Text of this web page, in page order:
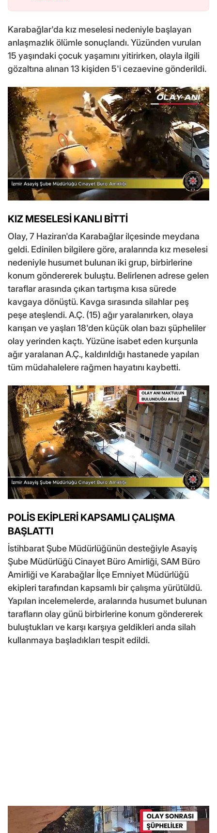
Karabağlar'da kız meselesi nedeniyle başlayan
anlaşmazlık ölümle sonuçlandı. Yüzünden vurulan
15 yaşındaki çocuk yaşamını yitirirken, olayla ilgili
gözaltına alınan 13 kişiden 5'i cezaevine gönderildi.
KIZ MESELESİ KANLI BİTTİ
Olay, 7 Haziran'da Karabağlar ilçesinde meydana
geldi. Edinilen bilgilere göre, aralarında kız meselesi
nedeniyle husumet bulunan iki grup, birbirlerine
konum göndererek buluştu. Belirlenen adrese gelen
taraflar arasında çıkan tartışma kısa sürede
kavgaya dönüştü. Kavga sırasında silahlar peş
peşe ateşlendi. A.Ç. (15) ağır yaralanırken, olaya
karışan ve yaşları 18'den küçük olan bazı şüpheliler
olay yerinden kaçtı. Yüzüne isabet eden kurşunla
ağır yaralanan A.Ç., kaldırıldığı hastanede yapılan
tüm müdahalelere rağmen hayatını kaybetti.
POLİS EKİPLERİ KAPSAMLI ÇALIŞMA
BAŞLATTI
İstihbarat Şube Müdürlüğünün desteğiyle Asayiş
Şube Müdürlüğü Cinayet Büro Amirliği, SAM Büro
Amirliği ve Karabağlar İlçe Emniyet Müdürlüğü
ekipleri tarafından kapsamlı bir çalışma yürütüldü.
Yapılan incelemelerde, aralarında husumet bulunan
tarafların olay günü birbirlerine konum göndererek
buluştukları ve karşı karşıya geldikleri anda silah
kullanmaya başladıkları tespit edildi.